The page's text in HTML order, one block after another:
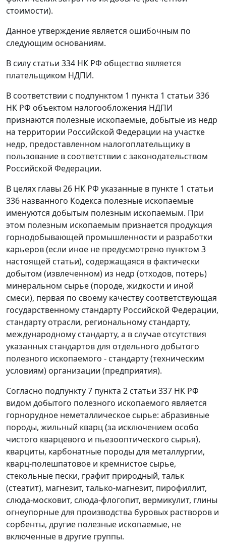
стоимости).
Данное утверждение является ошибочным по
следующим основаниям.
В силу статьи 334 НК РФ общество является
плательщиком НДПИ.
В соответствии с подпунктом 1 пункта 1 статьи 336
НК РФ объектом налогообложения НДПИ
признаются полезные ископаемые, добытые из недр
на территории Российской Федерации на участке
недр, предоставленном налогоплательщику в
пользование в соответствии с законодательством
Российской Федерации.
В целях главы 26 НК РФ указанные в пункте 1 статьи
336 названного Кодекса полезные ископаемые
именуются добытым полезным ископаемым. При
этом полезным ископаемым признается продукция
горнодобывающей промышленности и разработки
карьеров (если иное не предусмотрено пунктом 3
настоящей статьи), содержащаяся в фактически
добытом (извлеченном) из недр (отходов, потерь)
минеральном сырье (породе, жидкости и иной
смеси), первая по своему качеству соответствующая
государственному стандарту Российской Федерации,
стандарту отрасли, региональному стандарту,
международному стандарту, а в случае отсутствия
указанных стандартов для отдельного добытого
полезного ископаемого - стандарту (техническим
условиям) организации (предприятия).
Согласно подпункту 7 пункта 2 статьи 337 НК РФ
видом добытого полезного ископаемого является
горнорудное неметаллическое сырье: абразивные
породы, жильный кварц (за исключением особо
чистого кварцевого и пьезооптического сырья),
кварциты, карбонатные породы для металлургии,
кварц-полешпатовое и кремнистое сырье,
стекольные пески, графит природный, тальк
(стеатит), магнезит, талько-магнезит, пирофиллит,
слюда-московит, слюда-флогопит, вермикулит, глины
огнеупорные для производства буровых растворов и
сорбенты, другие полезные ископаемые, не
включенные в другие группы.